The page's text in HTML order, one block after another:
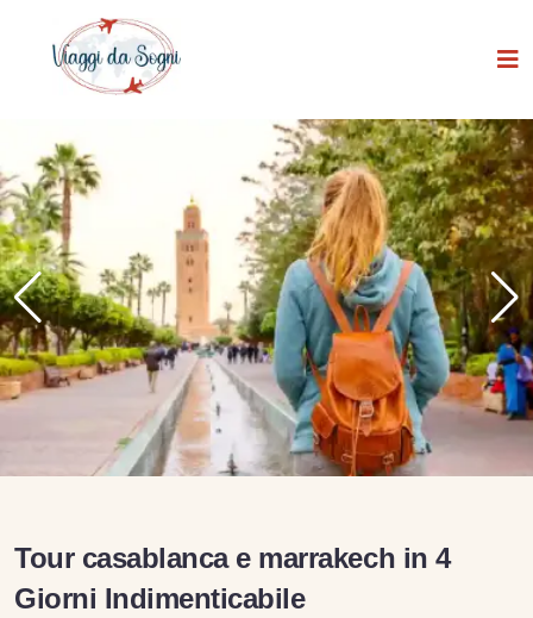
Tour casablanca e marrakech in 4
Giorni Indimenticabile